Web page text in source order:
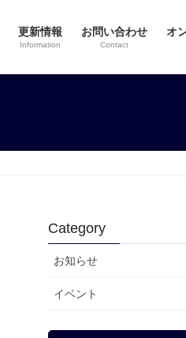
更新情報
Information
お問い合わせ
Contact
オ
Category
お知らせ
イベント